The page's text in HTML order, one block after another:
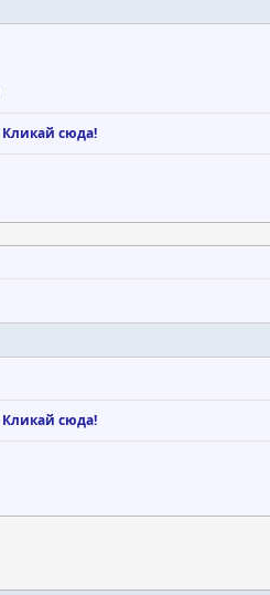
Кликай сюда!
Кликай сюда!